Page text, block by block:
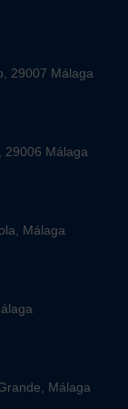
29007 Málaga
29006 Málaga
Málaga
Málaga